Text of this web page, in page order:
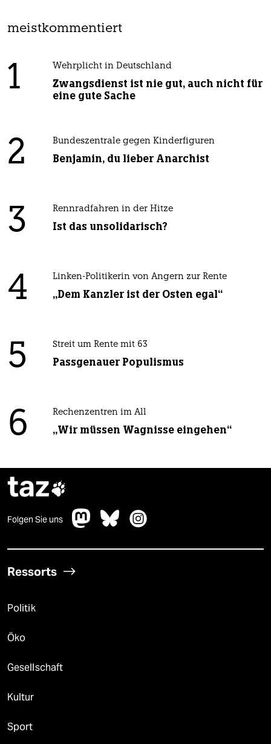
meistkommentiert
1 Wehrplicht in Deutschland
Zwangsdienst ist nie gut, auch nicht für
eine gute Sache
2 Bundeszentrale gegen Kinderfiguren
Benjamin, du lieber Anarchist
3 Rennradfahren in der Hitze
Ist das unsolidarisch?
4 Linken-Politikerin von Angern zur Rente
„Dem Kanzler ist der Osten egal“
5 Streit um Rente mit 63
Passgenauer Populismus
6 Rechenzentren im All
„Wir müssen Wagnisse eingehen“
taz
Folgen Sie uns
Ressorts
Politik
Öko
Gesellschaft
Kultur
Sport